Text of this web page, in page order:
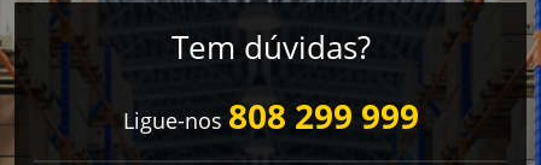
Tem dúvidas?
Ligue-nos 808 299 999